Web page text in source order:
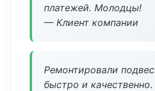
платежей. Молодцы!
— Клиент компании
Ремонтировали
быстро и